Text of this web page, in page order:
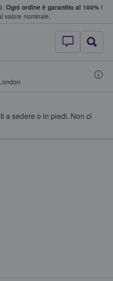
Ogni ordine è garantito al 100%I
valore nominale.
StubHub - Dove
biglietti
London
a sedere o in piedi. Non ci